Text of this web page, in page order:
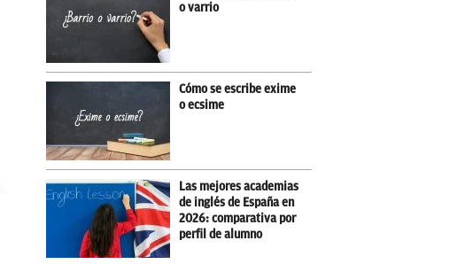
o varrio
Cómo se escribe exime
o ecsime
Las mejores academias
de inglés de España en
2026: comparativa por
perfil de alumno